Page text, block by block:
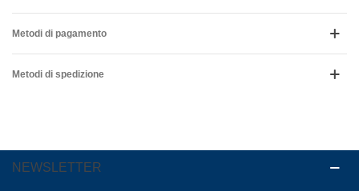
Metodi di pagamento
Metodi di spedizione
NEWSLETTER